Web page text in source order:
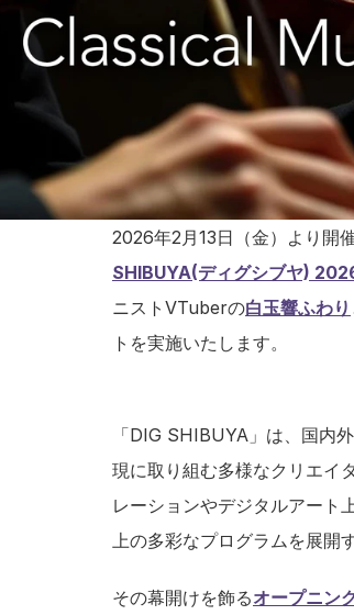
2026年2月13日（金）より開
SHIBUYA(ディグシブヤ)
ニストVTuberの白玉響ふわり
トを実施いたします。
「DIG SHIBUYA」は、国内
現に取り組む多様なクリエイ
レーションやデジタルアート
上の多彩なプログラムを展開
その幕開けを飾るオープニン